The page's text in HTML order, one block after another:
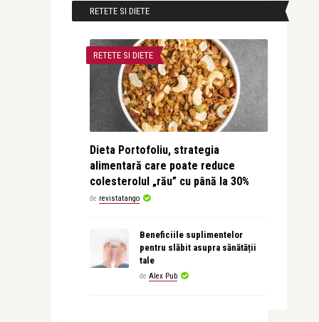
RETETE SI DIETE
RETETE SI DIETE
Dieta Portofoliu, strategia
alimentară care poate reduce
colesterolul „rău” cu până la 30%
de revistatango
Beneficiile suplimentelor
pentru slăbit asupra sănătății
tale
de Alex Pub